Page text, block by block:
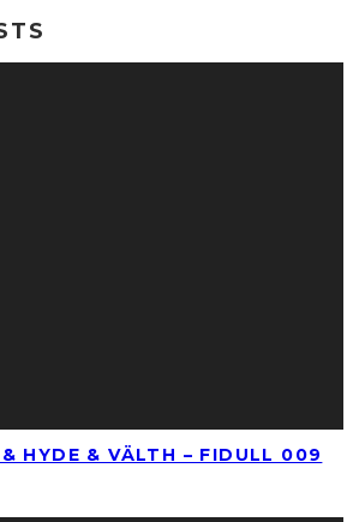
HYDE & VÄLTH – FIDULL 009